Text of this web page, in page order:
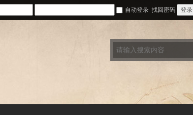
自动登录 找回密码 登录